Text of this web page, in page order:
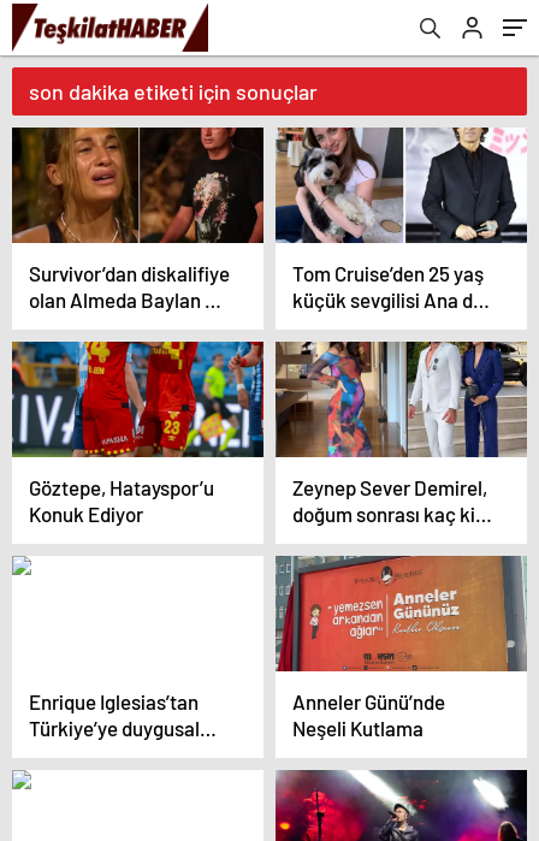
son dakika etiketi için sonuçlar
Survivor’dan diskalifiye
olan Almeda Baylan en
büyük pişmanlığını
itiraf etti
Tom Cruise’den 25 yaş
küçük sevgilisi Ana de
Armas’a büyük torpil
Göztepe, Hatayspor’u
Konuk Ediyor
Zeynep Sever Demirel,
doğum sonrası kaç kilo
verdiğini ve sırrını
açıkladı
Enrique Iglesias’tan
Türkiye’ye duygusal
mesaj: Ezan sesini
özledim
Anneler Günü’nde
Neşeli Kutlama